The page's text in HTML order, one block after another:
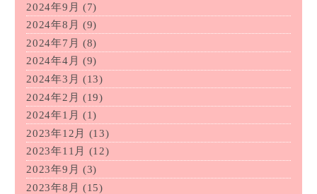
2024年9月 (7)
2024年8月 (9)
2024年7月 (8)
2024年4月 (9)
2024年3月 (13)
2024年2月 (19)
2024年1月 (1)
2023年12月
(13)
2023年11月
(12)
2023年9月 (3)
2023年8月 (15)